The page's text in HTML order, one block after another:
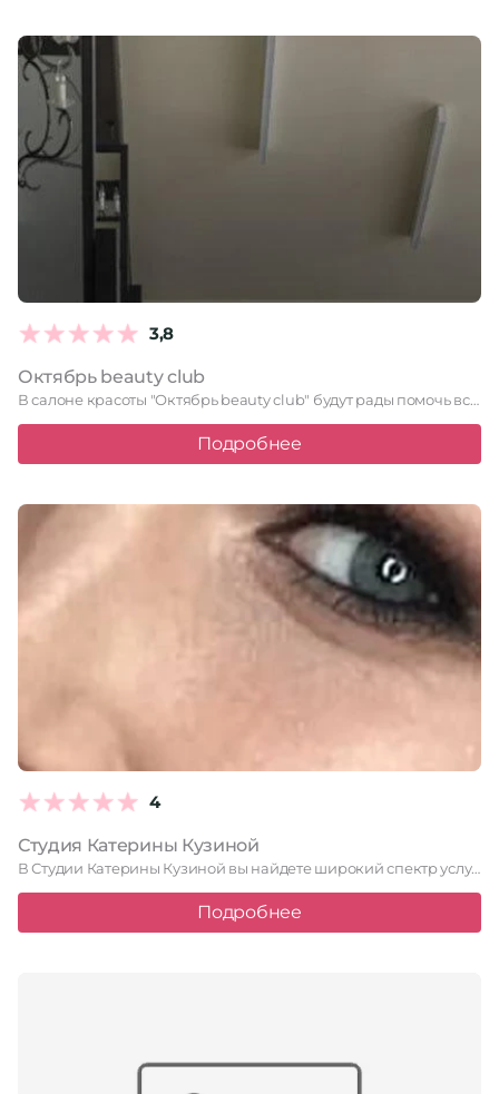
3,8
Октябрь beauty club
В салоне красоты "Октябрь beauty club" будут рады помочь всем, …
Подробнее
4
Студия Катерины Кузиной
В Студии Катерины Кузиной вы найдете широкий спектр услуг по …
Подробнее